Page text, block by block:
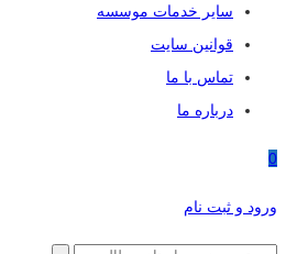
سایر خدمات موسسه
قوانین سایت
تماس با ما
درباره ما
0
ورود و ثبت نام